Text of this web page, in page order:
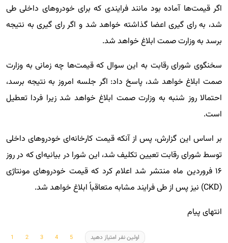
اگر قیمت‌ها آماده بود مانند فرایندی که برای خودروهای داخلی طی
شد، به رای گیری اعضا گذاشته خواهد شد و اگر رای گیری به نتیجه
برسد به وزارت صمت ابلاغ خواهد شد.
سخنگوی شورای رقابت به این سوال که قیمت‌ها چه زمانی به وزارت
صمت ابلاغ خواهد شد، پاسخ داد: اگر جلسه امروز به نتیجه برسد،
احتمالا روز شنبه به وزارت صمت ابلاغ خواهد شد زیرا فردا تعطیل
است.
بر اساس این گزارش، پس از آنکه قیمت کارخانه‌ای خودروهای داخلی
توسط شورای رقابت تعیین تکلیف شد، این شورا در بیانیه‌ای که در روز
۱۶ فروردین ماه منتشر شد اعلام کرد که قیمت‌ خودروهای مونتاژی
(CKD) نیز پس از طی فرایند مشابه متعاقباً ابلاغ خواهد شد.
انتهای پیام
اولین نفر امتیاز دهید